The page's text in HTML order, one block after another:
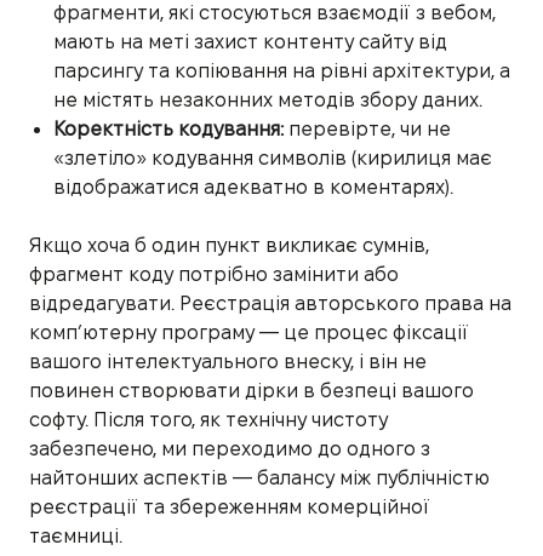
фрагменти, які стосуються взаємодії з вебом,
мають на меті захист контенту сайту від
парсингу та копіювання на рівні архітектури, а
не містять незаконних методів збору даних.
Коректність кодування:перевірте, чи не
«злетіло» кодування символів (кирилиця має
відображатися адекватно в коментарях).
Якщо хоча б один пункт викликає сумнів,
фрагмент коду потрібно замінити або
відредагувати. Реєстрація авторського права на
комп’ютерну програму — це процес фіксації
вашого інтелектуального внеску, і він не
повинен створювати дірки в безпеці вашого
софту. Після того, як технічну чистоту
забезпечено, ми переходимо до одного з
найтонших аспектів — балансу між публічністю
реєстрації та збереженням комерційної
таємниці.